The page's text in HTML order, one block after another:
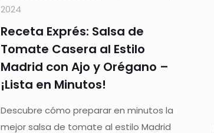
2024
Receta Exprés: Salsa de
Tomate Casera al Estilo
Madrid con Ajo y Orégano –
¡Lista en Minutos!
Descubre cómo preparar en minutos la
mejor salsa de tomate al estilo Madrid